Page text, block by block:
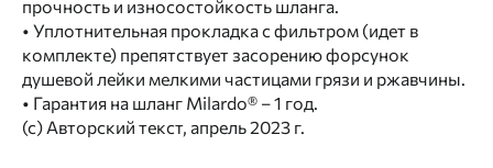
прочность и износостойкость шланга.
• Уплотнительная прокладка с фильтром (идет в
комплекте) препятствует засорению форсунок
душевой лейки мелкими частицами грязи и ржавчины.
• Гарантия на шланг Milardo® – 1 год.
(с) Авторский текст, апрель 2023 г.